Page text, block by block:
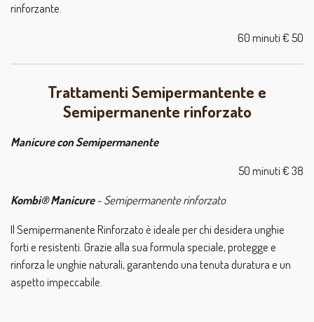
rinforzante.
60 minuti € 50
Trattamenti Semipermantente e
Semipermanente rinforzato
Manicure con Semipermanente
50 minuti € 38
Kombi® Manicure - Semipermanente rinforzato
Il Semipermanente Rinforzato è ideale per chi desidera unghie
forti e resistenti. Grazie alla sua formula speciale, protegge e
rinforza le unghie naturali, garantendo una tenuta duratura e un
aspetto impeccabile.